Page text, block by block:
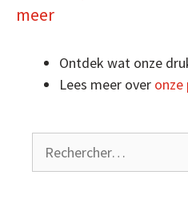
meer
Ontdek wat onze
Lees meer over onze